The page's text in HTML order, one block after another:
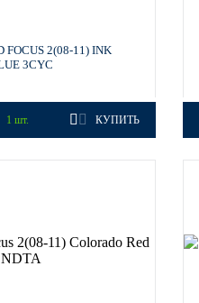
2(08-11) INK
3CYC
1 шт. КУПИТЬ